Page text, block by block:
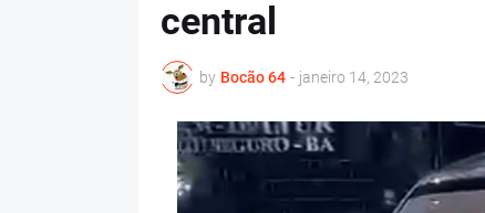
central
by Bocão 64 - janeiro 14, 2023